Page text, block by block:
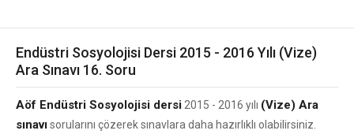
Endüstri Sosyolojisi Dersi 2015 - 2016 Yılı (Vize)
Ara Sınavı 16. Soru
Aöf Endüstri Sosyolojisi dersi 2015 - 2016 yılı (Vize) Ara
sınavısorularını çözerek sınavlara daha hazırlıklı olabilirsiniz.